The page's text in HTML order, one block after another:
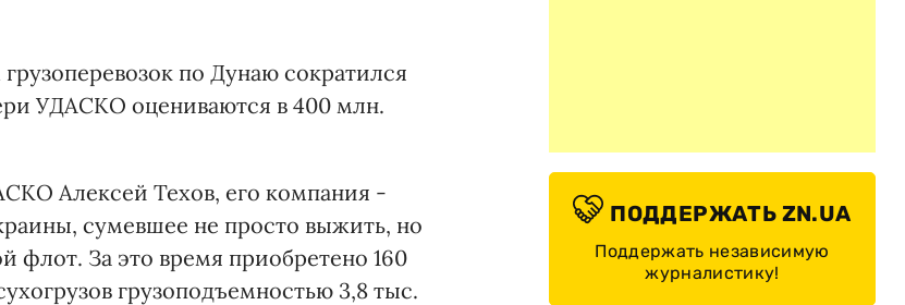
по Дунаю сократился
УДАСКО оцениваются в 400 млн.
Алексей Техов, его компания -
сумевшее не просто выжить, но
флот. За это время приобретено 160
грузоподъемностью 3,8 тыс.
ПОДДЕРЖАТЬ ZN.UA
Поддержать независимую
журналистику!